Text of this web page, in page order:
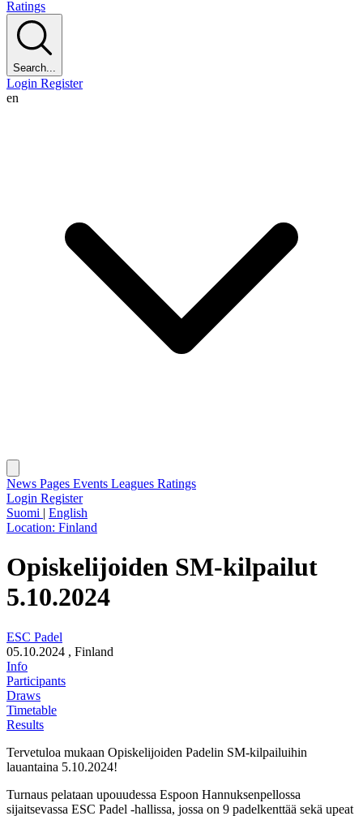
Ratings
Search...
Login Register
en
News Pages Events Leagues Ratings
Login Register
Suomi | English
Location: Finland
Opiskelijoiden SM-kilpailut
5.10.2024
ESC Padel
05.10.2024 , Finland
Info
Participants
Draws
Timetable
Results
Tervetuloa mukaan Opiskelijoiden Padelin SM-kilpailuihin
lauantaina 5.10.2024!
Turnaus pelataan upouudessa Espoon Hannuksenpellossa
sijaitsevassa ESC Padel -hallissa, jossa on 9 padelkenttää sekä upeat